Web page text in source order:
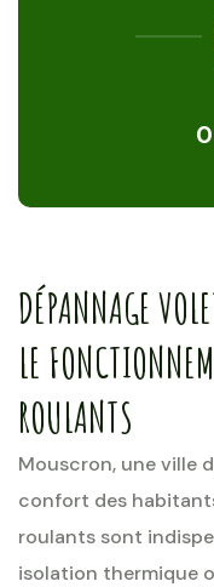
DÉPANNAGE
LE
ROULANTS
Mouscron, une ville
confort des
roulants sont
isolation thermique